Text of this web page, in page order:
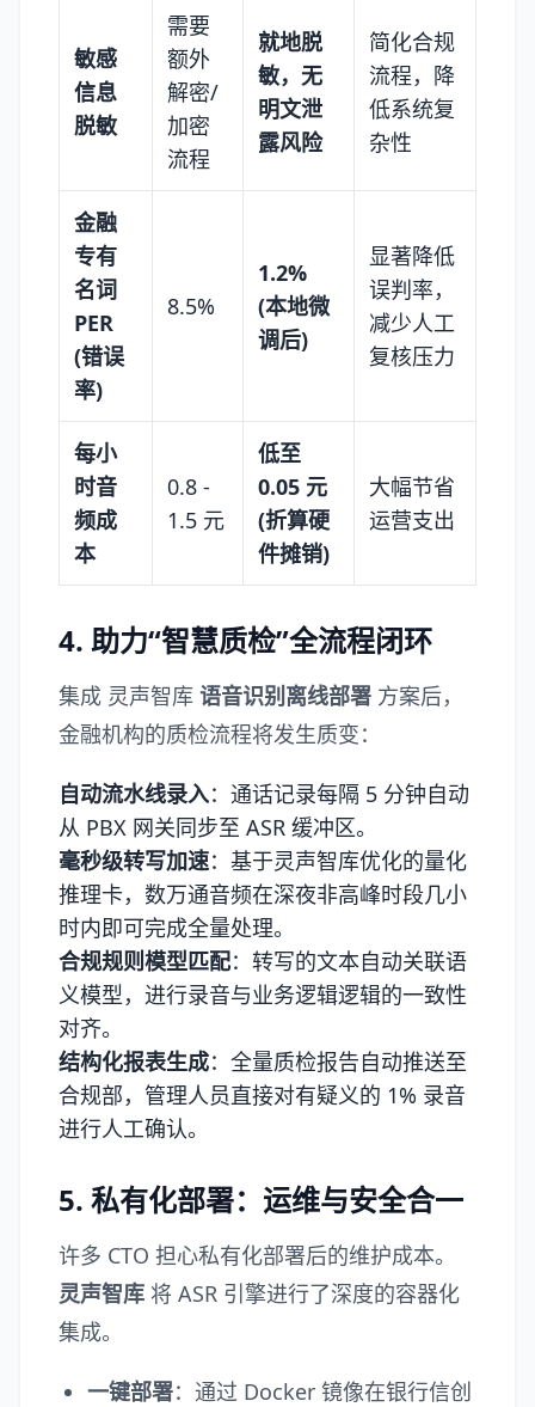
敏感
信息
脱敏
需要
额外
解密/
加密
流程
就地脱
敏，无
明文泄
露风险
简化合规
流程，降
低系统复
杂性
金融
专有
名词
PER
(错误
率)
8.5%
1.2%
(本地微
调后)
显著降低
误判率，
减少人工
复核压力
每小
时音
频成
本
0.8 -
1.5 元
低至
0.05 元
(折算硬
件摊销)
大幅节省
运营支出
4. 助力“智慧质检”全流程闭环
集成 灵声智库 语音识别离线部署 方案后，
金融机构的质检流程将发生质变：
自动流水线录入：通话记录每隔 5 分钟自动
从 PBX 网关同步至 ASR 缓冲区。
毫秒级转写加速：基于灵声智库优化的量化
推理卡，数万通音频在深夜非高峰时段几小
时内即可完成全量处理。
合规规则模型匹配：转写的文本自动关联语
义模型，进行录音与业务逻辑逻辑的一致性
对齐。
结构化报表生成：全量质检报告自动推送至
合规部，管理人员直接对有疑义的 1% 录音
进行人工确认。
5. 私有化部署：运维与安全合一
许多 CTO 担心私有化部署后的维护成本。
灵声智库 将 ASR 引擎进行了深度的容器化
集成。
一键部署：通过 Docker 镜像在银行信创